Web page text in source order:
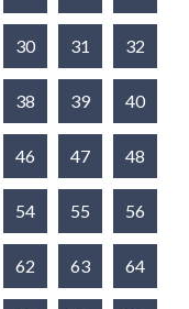
30 31 32
38 39 40
46 47 48
54 55 56
62 63 64